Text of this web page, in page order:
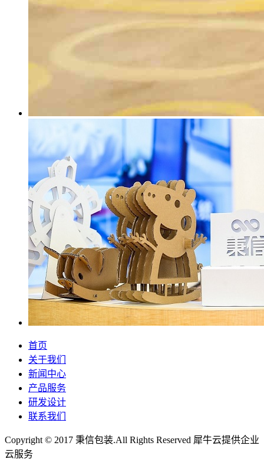
首页
关于我们
新闻中心
产品服务
研发设计
联系我们
Copyright © 2017 秉信包装.All Rights Reserved 犀牛云提供企业
云服务